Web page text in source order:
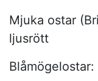
Mjuka ostar
ljusrött